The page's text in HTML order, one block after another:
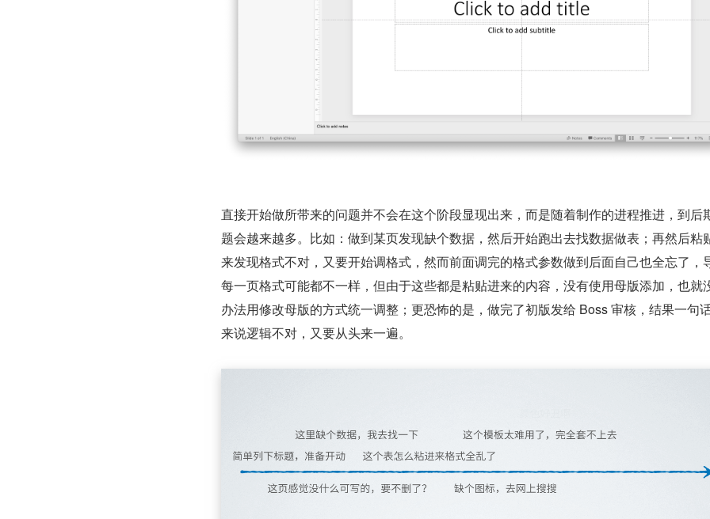
直接开始做所带来的问题并不会在这个阶段显现出来，而是随着制作的进程推进，到后
题会越来越多。比如：做到某页发现缺个数据，然后开始跑出去找数据做表；再然后粘
来发现格式不对，又要开始调格式，然而前面调完的格式参数做到后面自己也全忘了，
每一页格式可能都不一样，但由于这些都是粘贴进来的内容，没有使用母版添加，也就
办法用修改母版的方式统一调整；更恐怖的是，做完了初版发给 Boss 审核，结果一句
来说逻辑不对，又要从头来一遍。